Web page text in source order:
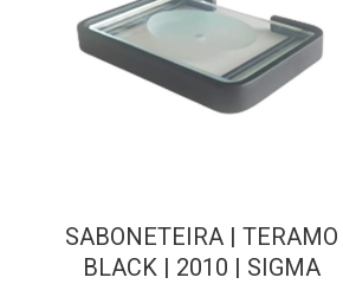
SABONETEIRA | TERAMO
BLACK | 2010 | SIGMA